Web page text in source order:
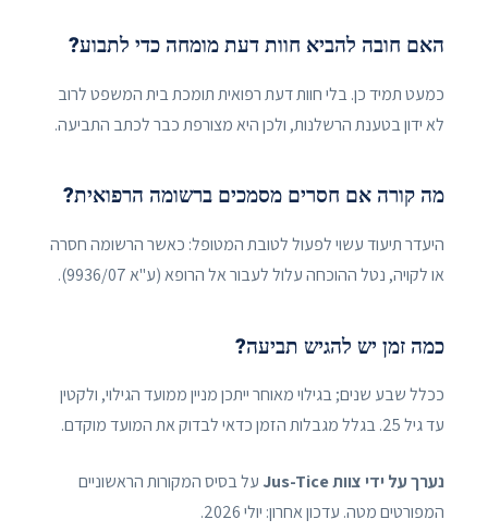
האם חובה להביא חוות דעת מומחה כדי לתבוע?
כמעט תמיד כן. בלי חוות דעת רפואית תומכת בית המשפט לרוב
לא ידון בטענת הרשלנות, ולכן היא מצורפת כבר לכתב התביעה.
מה קורה אם חסרים מסמכים ברשומה הרפואית?
היעדר תיעוד עשוי לפעול לטובת המטופל: כאשר הרשומה חסרה
או לקויה, נטל ההוכחה עלול לעבור אל הרופא (ע"א 9936/07).
כמה זמן יש להגיש תביעה?
ככלל שבע שנים; בגילוי מאוחר ייתכן מניין ממועד הגילוי, ולקטין
עד גיל 25. בגלל מגבלות הזמן כדאי לבדוק את המועד מוקדם.
נערך על ידי צוות Jus-Tice
על בסיס המקורות הראשוניים
המפורטים מטה. עדכון אחרון: יולי 2026.